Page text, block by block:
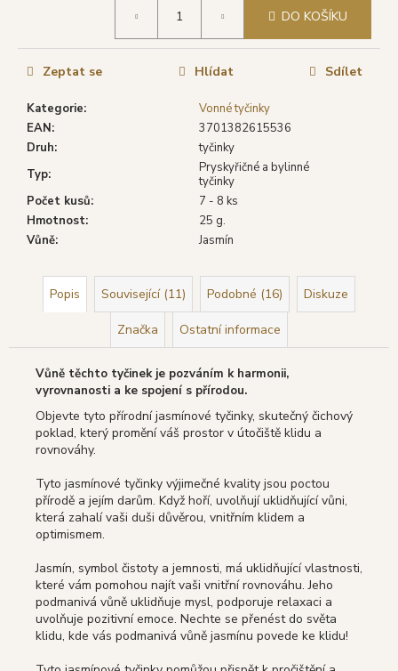
DO KOŠÍKU
Kategorie:
Vonné tyčinky
EAN:
3701382615536
Druh:
tyčinky
Typ:
Pryskyřičné a bylinné
tyčinky
Počet kusů:
7 - 8 ks
Hmotnost:
25 g.
Vůně: Jasmín
Zeptat se Hlídat Sdílet
Popis Související (11) Podobné (16) Diskuze
Značka Ostatní informace
Vůně těchto tyčinek je pozváním k harmonii,
vyrovnanosti a ke spojení s přírodou.
Objevte tyto přírodní jasmínové tyčinky, skutečný čichový
poklad, který promění váš prostor v útočiště klidu a
rovnováhy.
Tyto jasmínové tyčinky výjimečné kvality jsou poctou
přírodě a jejím darům. Když hoří, uvolňují uklidňující vůni,
která zahalí vaši duši důvěrou, vnitřním klidem a
optimismem.
Jasmín, symbol čistoty a jemnosti, má uklidňující vlastnosti,
které vám pomohou najít vaši vnitřní rovnováhu. Jeho
podmanivá vůně uklidňuje mysl, podporuje relaxaci a
uvolňuje pozitivní emoce. Nechte se přenést do světa
klidu, kde vás podmanivá vůně jasmínu povede ke klidu!
e
SATYA
VONNÉ
TYČINKY
SANDALWOOD
(SANTALOVÉ
DŘEVO),
15
29